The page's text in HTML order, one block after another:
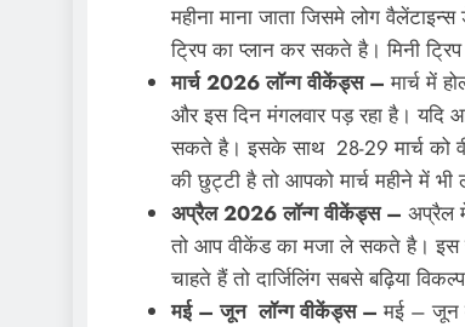
महीना माना जाता जिसमे लोग
ट्रिप का प्लान कर सकते है। मिनी
मार्च 2026 लॉन्ग वीकेंड्स – मार्च में
और इस दिन मंगलवार पड़ रहा है। यदि
सकते है। इसके साथ 28-29 मार्च को
की छुट्टी है तो आपको मार्च महीने में
अप्रैल 2026 लॉन्ग वीकेंड्स – अप्रैल
तो आप वीकेंड का मजा ले सकते है। इस
चाहते हैं तो दार्जिलिंग सबसे बढ़िया
मई – जून लॉन्ग वीकेंड्स – मई – जून